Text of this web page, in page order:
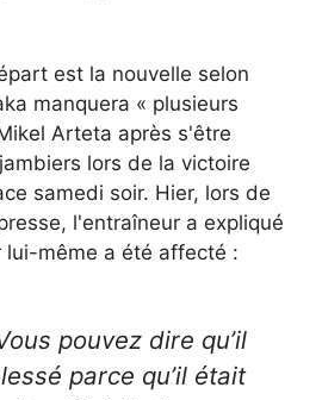
est la nouvelle selon
manquera « plusieurs
Arteta après s'être
lors de la victoire
samedi soir. Hier, lors de
l'entraîneur a expliqué
lui-même a été affecté :
pouvez dire qu’il
parce qu’il était